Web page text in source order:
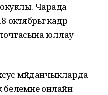
Чарада
кадәр
юллау
мәйданчыкларда
онлайн